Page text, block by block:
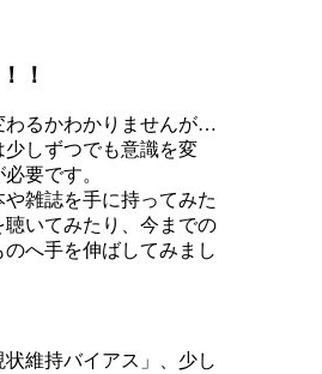
！
わるかわかりませんが…
少しずつでも意識を変
要です。
雑誌を手に持ってみた
いてみたり、今までの
へ手を伸ばしてみまし
維持バイアス」、少し